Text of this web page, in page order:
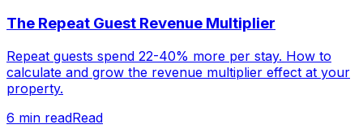
The Repeat Guest Revenue Multiplier
Repeat guests spend 22-40% more per stay. How to
calculate and grow the revenue multiplier effect at your
property.
6 min readRead